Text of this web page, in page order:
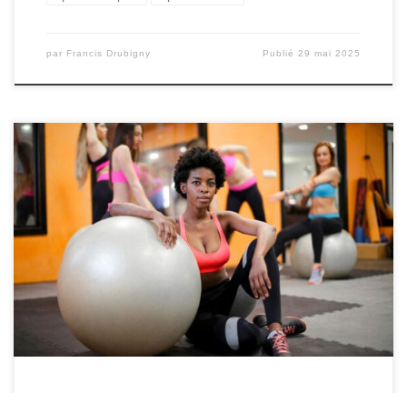
par Francis Drubigny Publié29 mai 2025
La réhabilitation après une blessure est une étape
cruciale pour retrouver sa mobilité, sa force et sa
confiance. Si de nombreuses méthodes peuvent être
utilisées pour faciliter cette récupération, le Pilates se
distingue par son approche douce et efficace. Initialement
développé par Joseph Pilates au début du XXe siècle,
cette […]